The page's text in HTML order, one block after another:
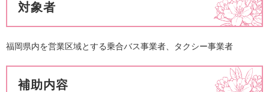
対象者
福岡県内を営業区域とする乗合バス事業者、タクシー事業者
補助内容